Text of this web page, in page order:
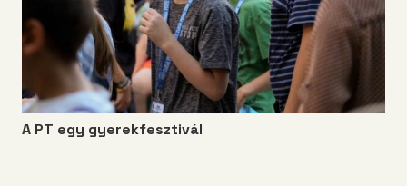
A PT egy gyerekfesztivál